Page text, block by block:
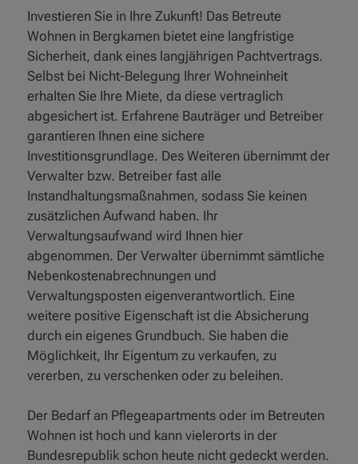
Investieren Sie in Ihre Zukunft! Das Betreute
Wohnen in Bergkamen bietet eine langfristige
Sicherheit, dank eines langjährigen Pachtvertrags.
Selbst bei Nicht-Belegung Ihrer Wohneinheit
erhalten Sie Ihre Miete, da diese vertraglich
abgesichert ist. Erfahrene Bauträger und Betreiber
garantieren Ihnen eine sichere
Investitionsgrundlage. Des Weiteren übernimmt der
Verwalter bzw. Betreiber fast alle
Instandhaltungsmaßnahmen, sodass Sie keinen
zusätzlichen Aufwand haben. Ihr
Verwaltungsaufwand wird Ihnen hier
abgenommen. Der Verwalter übernimmt sämtliche
Nebenkostenabrechnungen und
Verwaltungsposten eigenverantwortlich. Eine
weitere positive Eigenschaft ist die Absicherung
durch ein eigenes Grundbuch. Sie haben die
Möglichkeit, Ihr Eigentum zu verkaufen, zu
vererben, zu verschenken oder zu beleihen.
Der Bedarf an Pflegeapartments oder im Betreuten
Wohnen ist hoch und kann vielerorts in der
Bundesrepublik schon heute nicht gedeckt werden.